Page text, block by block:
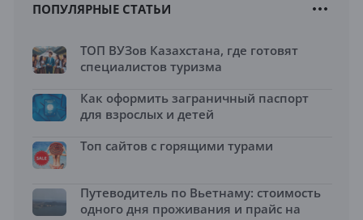
ПОПУЛЯРНЫЕ СТАТЬИ
ТОП ВУЗов Казахстана, где готовят
специалистов туризма
Как оформить заграничный паспорт
для взрослых и детей
Топ сайтов с горящими турами
Путеводитель по Вьетнаму: стоимость
одного дня проживания и прайс на